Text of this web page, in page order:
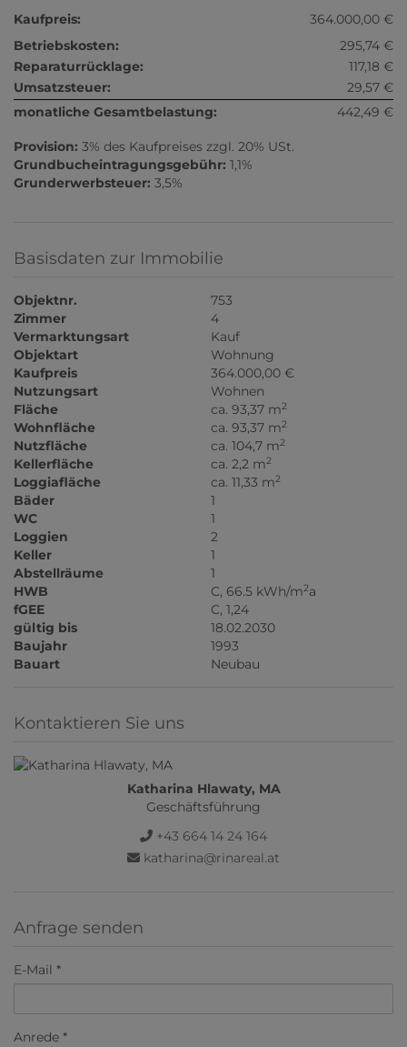
Kaufpreis:
364.000,00 €
Betriebskosten:
295,74 €
Reparaturrücklage:
117,18 €
Umsatzsteuer:
29,57 €
monatliche Gesamtbelastung:
442,49 €
Provision: 3% des Kaufpreises zzgl. 20% USt.
Grundbucheintragungsgebühr: 1,1%
Grunderwerbsteuer: 3,5%
Basisdaten zur Immobilie
Objektnr.
753
Zimmer
4
Vermarktungsart
Kauf
Objektart
Wohnung
Kaufpreis
364.000,00 €
Nutzungsart
Wohnen
Fläche
ca. 93,37 m2
Wohnfläche ca. 93,37 m2
Nutzfläche ca. 104,7 m2
Kellerfläche ca. 2,2 m2
Loggiafläche ca. 11,33 m2
Bäder
1
WC
1
Loggien
2
Keller
1
Abstellräume
1
HWB
C, 66.5 kWh/m2a
fGEE
C, 1,24
gültig bis
18.02.2030
Baujahr
1993
Bauart
Neubau
Kontaktieren Sie uns
Katharina Hlawaty, MA
Geschäftsführung
+43 664 14 24 164
katharina@rinareal.at
Anfrage senden
E-Mail
Anrede